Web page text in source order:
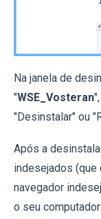
Na janela de
"WSE_Vosteran
"Desinstalar" ou
Após a
indesejados (que
navegador
o seu